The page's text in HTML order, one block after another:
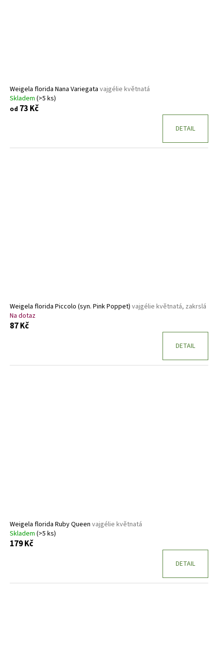
Weigela florida Nana Variegata vajgélie květnatá
Skladem (>5 ks)
od 73 Kč
DETAIL
Weigela florida Piccolo (syn. Pink Poppet) vajgélie květnatá, zakrslá
Na dotaz
87 Kč
DETAIL
Weigela florida Ruby Queen vajgélie květnatá
Skladem (>5 ks)
179 Kč
DETAIL